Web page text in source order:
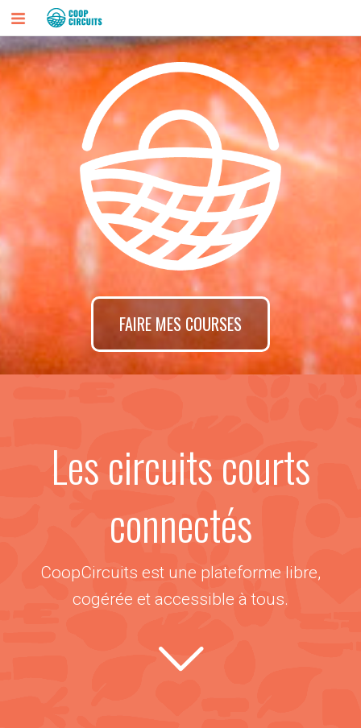
FAIRE MES COURSES
Les circuits courts
connectés
CoopCircuits est une plateforme libre,
cogérée et accessible à tous.